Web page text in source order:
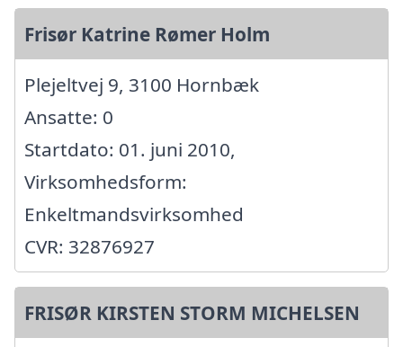
Frisør Katrine Rømer Holm
Plejeltvej 9, 3100 Hornbæk
Ansatte: 0
Startdato: 01. juni 2010,
Virksomhedsform:
Enkeltmandsvirksomhed
CVR: 32876927
FRISØR KIRSTEN STORM MICHELSEN